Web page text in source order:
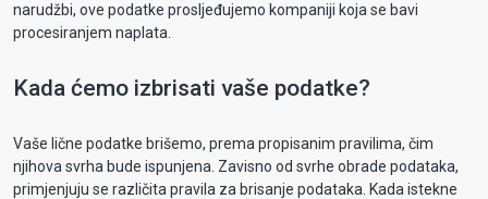
narudžbi, ove podatke prosljeđujemo kompaniji koja se bavi
procesiranjem naplata.
Kada ćemo izbrisati vaše podatke?
Vaše lične podatke brišemo, prema propisanim pravilima, čim
njihova svrha bude ispunjena. Zavisno od svrhe obrade podataka,
primjenjuju se različita pravila za brisanje podataka. Kada istekne